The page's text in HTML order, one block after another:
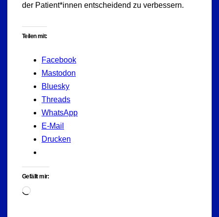
der Patient*innen entscheidend zu verbessern.
Teilen mit:
Facebook
Mastodon
Bluesky
Threads
WhatsApp
E-Mail
Drucken
Gefällt mir:
Wird